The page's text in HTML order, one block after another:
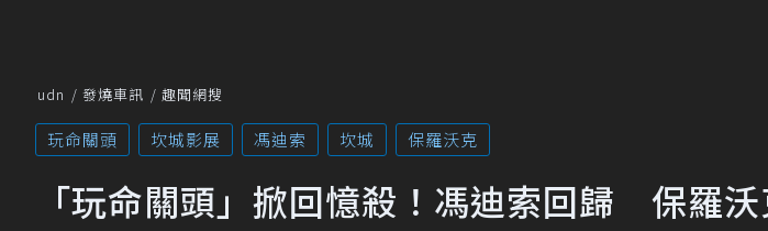
udn 發燒車訊 趣聞網搜
玩命關頭 坎城影展 馮迪索 坎城 保羅沃克
「玩命關頭」掀回憶殺！馮迪索回歸 保羅